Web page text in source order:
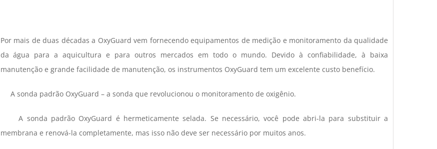
Por mais de duas décadas a OxyGuard vem fornecendo equipamentos de medição e monitoramento da qualidade
da água para a aquicultura e para outros mercados em todo o mundo. Devido à confiabilidade, à baixa
manutenção e grande facilidade de manutenção, os instrumentos OxyGuard tem um excelente custo benefício.
A sonda padrão OxyGuard – a sonda que revolucionou o monitoramento de oxigênio.
A sonda padrão OxyGuard é hermeticamente selada. Se necessário, você pode abri-la para substituir a
membrana e renová-la completamente, mas isso não deve ser necessário por muitos anos.